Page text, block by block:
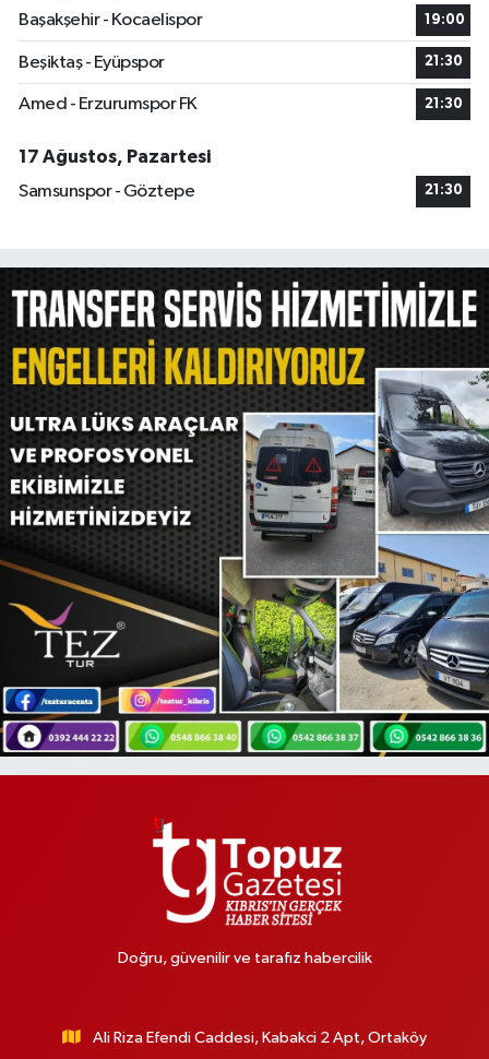
Başakşehir - Kocaelispor
19:00
Beşiktaş - Eyüpspor 21:30
Amed - Erzurumspor FK 21:30
17 Ağustos, Pazartesi
Samsunspor - Göztepe
21:30
Doğru, güvenilir ve tarafız habercilik
Ali Riza Efendi Caddesi, Kabakci 2 Apt, Ortaköy